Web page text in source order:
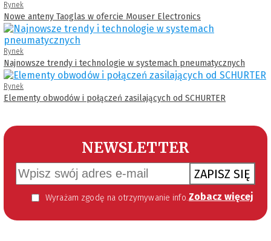
Rynek
Nowe anteny Taoglas w ofercie Mouser Electronics
Rynek
Najnowsze trendy i technologie w systemach pneumatycznych
Rynek
Elementy obwodów i połączeń zasilających od SCHURTER
NEWSLETTER
ZAPISZ SIĘ
Wyrażam zgodę na otrzymywanie informacji handlowej kierowanej do mnie za pomocą środków komunikacji elektronicznej w szczególności poczty elektronicznej zgodnie z przepisem art. 10 ust 2 ustawy z dnia 18 lipca 2002 roku o świadczeniu usług drogą elektroniczną (Dz. U. 144 z 2002 r. poz. 1204). Zgoda jest dobrowolna, jednak jej wyrażenie jest konieczne, aby otrzymywać newsletter. Zobacz więcej